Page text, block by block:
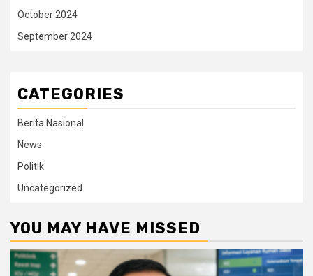
October 2024
September 2024
CATEGORIES
Berita Nasional
News
Politik
Uncategorized
YOU MAY HAVE MISSED